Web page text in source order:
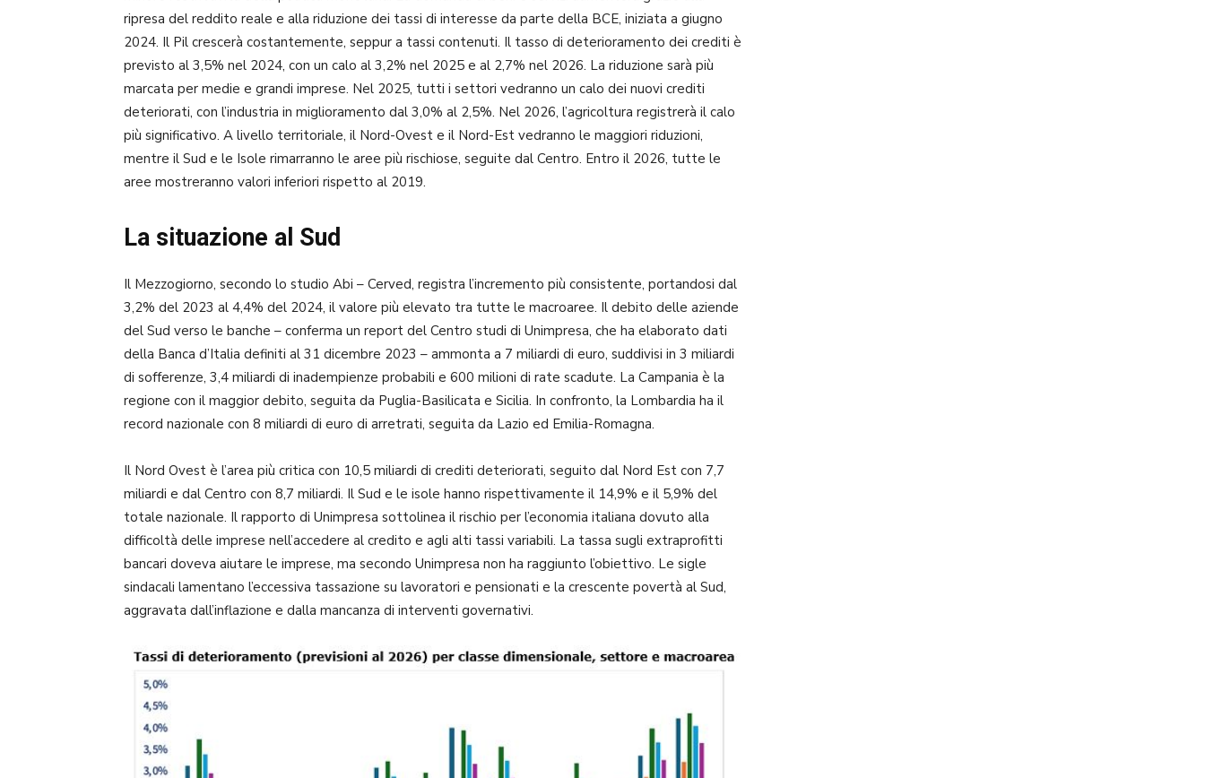
ripresa del reddito reale e alla riduzione dei tassi di interesse da parte della BCE, iniziata a giugno
2024. Il Pil crescerà costantemente, seppur a tassi contenuti. Il tasso di deterioramento dei crediti è
previsto al 3,5% nel 2024, con un calo al 3,2% nel 2025 e al 2,7% nel 2026. La riduzione sarà più
marcata per medie e grandi imprese. Nel 2025, tutti i settori vedranno un calo dei nuovi crediti
deteriorati, con l’industria in miglioramento dal 3,0% al 2,5%. Nel 2026, l’agricoltura registrerà il calo
più significativo. A livello territoriale, il Nord-Ovest e il Nord-Est vedranno le maggiori riduzioni,
mentre il Sud e le Isole rimarranno le aree più rischiose, seguite dal Centro. Entro il 2026, tutte le
aree mostreranno valori inferiori rispetto al 2019.
La situazione al Sud
Il Mezzogiorno, secondo lo studio Abi – Cerved, registra l’incremento più consistente, portandosi dal
3,2% del 2023 al 4,4% del 2024, il valore più elevato tra tutte le macroaree. Il debito delle aziende
del Sud verso le banche – conferma un report del Centro studi di Unimpresa, che ha elaborato dati
della Banca d’Italia definiti al 31 dicembre 2023 – ammonta a 7 miliardi di euro, suddivisi in 3 miliardi
di sofferenze, 3,4 miliardi di inadempienze probabili e 600 milioni di rate scadute. La Campania è la
regione con il maggior debito, seguita da Puglia-Basilicata e Sicilia. In confronto, la Lombardia ha il
record nazionale con 8 miliardi di euro di arretrati, seguita da Lazio ed Emilia-Romagna.
Il Nord Ovest è l’area più critica con 10,5 miliardi di crediti deteriorati, seguito dal Nord Est con 7,7
miliardi e dal Centro con 8,7 miliardi. Il Sud e le isole hanno rispettivamente il 14,9% e il 5,9% del
totale nazionale. Il rapporto di Unimpresa sottolinea il rischio per l’economia italiana dovuto alla
difficoltà delle imprese nell’accedere al credito e agli alti tassi variabili. La tassa sugli extraprofitti
bancari doveva aiutare le imprese, ma secondo Unimpresa non ha raggiunto l’obiettivo. Le sigle
sindacali lamentano l’eccessiva tassazione su lavoratori e pensionati e la crescente povertà al Sud,
aggravata dall’inflazione e dalla mancanza di interventi governativi.